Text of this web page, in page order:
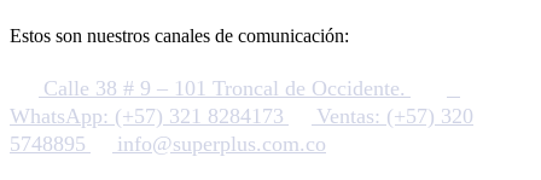
Estos son nuestros canales de comunicación:
Calle 38 # 9 – 101 Troncal de Occidente.
WhatsApp: (+57) 321 8284173
Ventas: (+57) 320
5748895
info@superplus.com.co